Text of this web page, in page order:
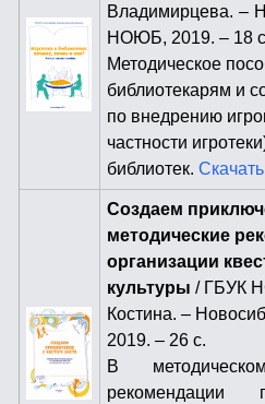
Владимирцева. –
НОЮБ, 2019. – 18
Методическое
библиотекарям и
по внедрению
частности
библиотек. Скачать
Создаем
методические
организации
культуры / ГБУК
Костина. –
2019. – 26 с.
В